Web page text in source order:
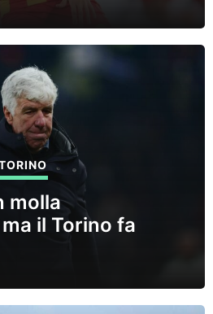
molla
il Torino fa